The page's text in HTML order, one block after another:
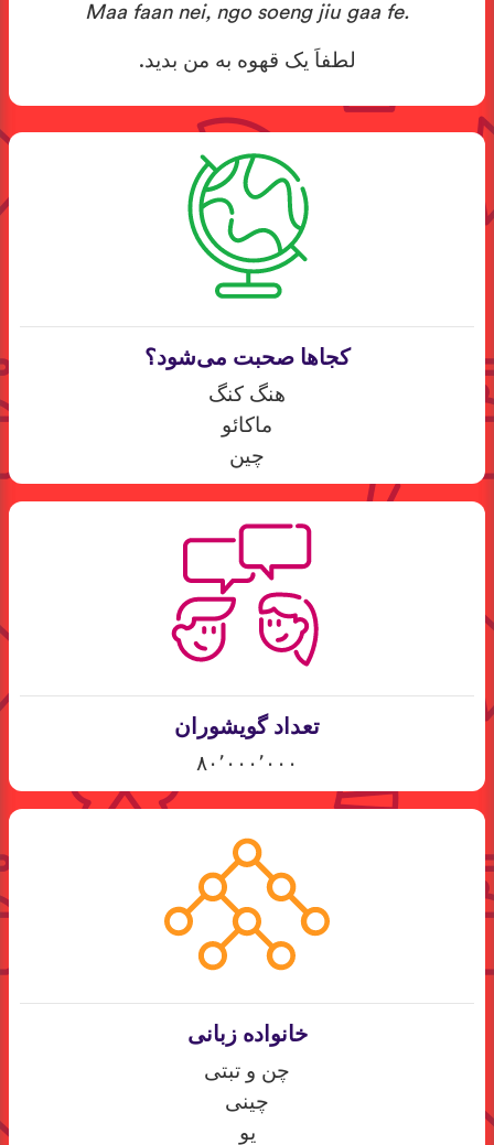
Maa faan nei, ngo soeng jiu gaa fe.
لطفاَ یک قهوه به من بدید.
کجاها صحبت می‌شود؟
هنگ کنگ
ماکائو
چین
تعداد گویشوران
۸۰٬۰۰۰٬۰۰۰
خانواده زبانی
چن و تبتی
چینی
یو